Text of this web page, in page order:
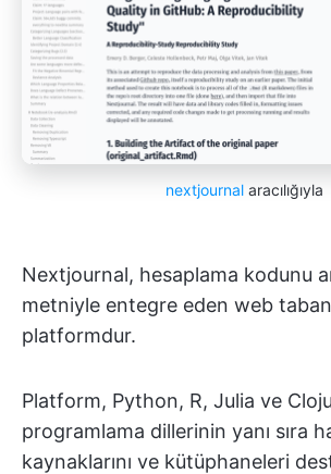
nextjournalaracılığıyla
Nextjournal, hesaplama kodunu
metniyle entegre eden web
platformdur.
Platform, Python, R, Julia ve
programlama dillerinin yanı sıra
kaynaklarını ve kütüphaneleri